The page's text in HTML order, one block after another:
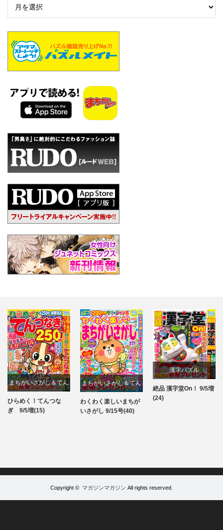
まちがいさがし＆てん
つなぎ
パズル
ひらめく！てんつな
ぎ 9/5増(15)
まちがいさがし＆てん
つなぎ
パズル
わくわく楽しいまちが
いさがし 9/15号(40)
漢字パズル
パズル
絶品 漢字堂On！ 9/5増
(24)
Copyright © マガジンマガジン All rights reserved.